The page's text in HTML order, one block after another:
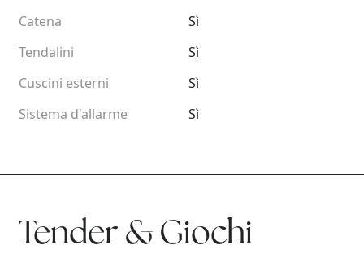
Catena
Tendalini
Cuscini esterni
Sistema d'allarme
Sì
Sì
Sì
Sì
Tender & Giochi